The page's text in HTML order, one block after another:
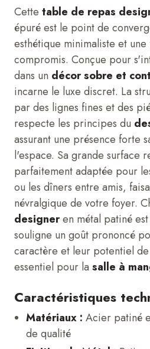
Cette table de repas
épuré est le point de
esthétique minimaliste et une
compromis. Conçue pour
dans un décor sobre et
incarne le luxe discret. La
par des lignes fines et des
respecte les principes du
assurant une présence forte
l'espace. Sa grande surface
parfaitement adaptée pour
ou les dîners entre amis,
névralgique de votre foyer.
designeren métal patiné
souligne un goût prononcé
caractère et leur potentiel
essentiel pour la salle à
Caractéristiques
Matériaux : Acier patiné
de qualité